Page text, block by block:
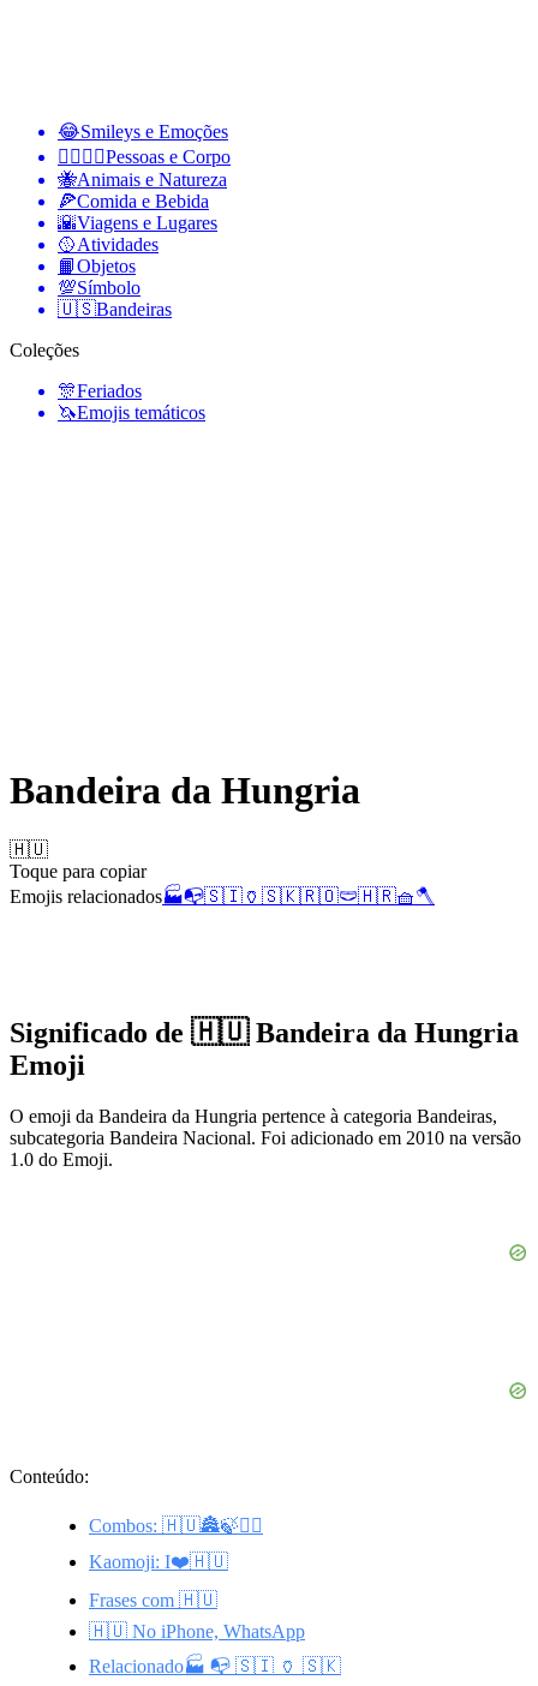
😂Smileys e Emoções
👩‍❤️‍💋‍👨Pessoas e Corpo
🐝Animais e Natureza
🍕Comida e Bebida
🌇Viagens e Lugares
🥎Atividades
📙Objetos
💯Símbolo
🇺🇸Bandeiras
Coleções
🎊Feriados
🦄Emojis temáticos
Bandeira da Hungria
🇭🇺
Toque para copiar
Emojis relacionados🏭📭🇸🇮 🏺 🇸🇰🇷🇴🩲🇭🇷🧺🪓
Significado de 🇭🇺 Bandeira da Hungria
Emoji
O emoji da Bandeira da Hungria pertence à categoria Bandeiras,
subcategoria Bandeira Nacional. Foi adicionado em 2010 na versão
1.0 do Emoji.
Conteúdo:
Combos: 🇭🇺🏯🍃💆‍♀️
Kaomoji: I❤️🇭🇺
Frases com 🇭🇺
🇭🇺 No iPhone, WhatsApp
Relacionado🏭 📭 🇸🇮 🏺 🇸🇰